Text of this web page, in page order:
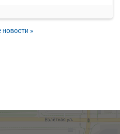
новости »